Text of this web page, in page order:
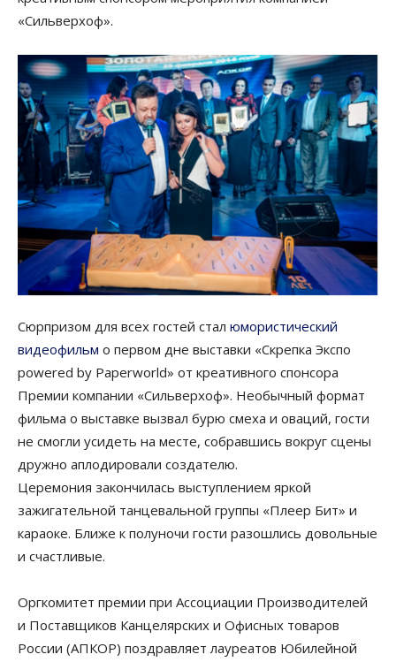
«Сильверхоф».
Сюрпризом для всех гостей стал юмористический
видеофильм о первом дне выставки «Скрепка Экспо
powered by Paperworld» от креативного спонсора
Премии компании «Сильверхоф». Необычный формат
фильма о выставке вызвал бурю смеха и оваций, гости
не смогли усидеть на месте, собравшись вокруг сцены
дружно аплодировали создателю.
Церемония закончилась выступлением яркой
зажигательной танцевальной группы «Плеер Бит» и
караоке. Ближе к полуночи гости разошлись довольные
и счастливые.
Оргкомитет премии при Ассоциации Производителей
и Поставщиков Канцелярских и Офисных товаров
России (АПКОР) поздравляет лауреатов Юбилейной